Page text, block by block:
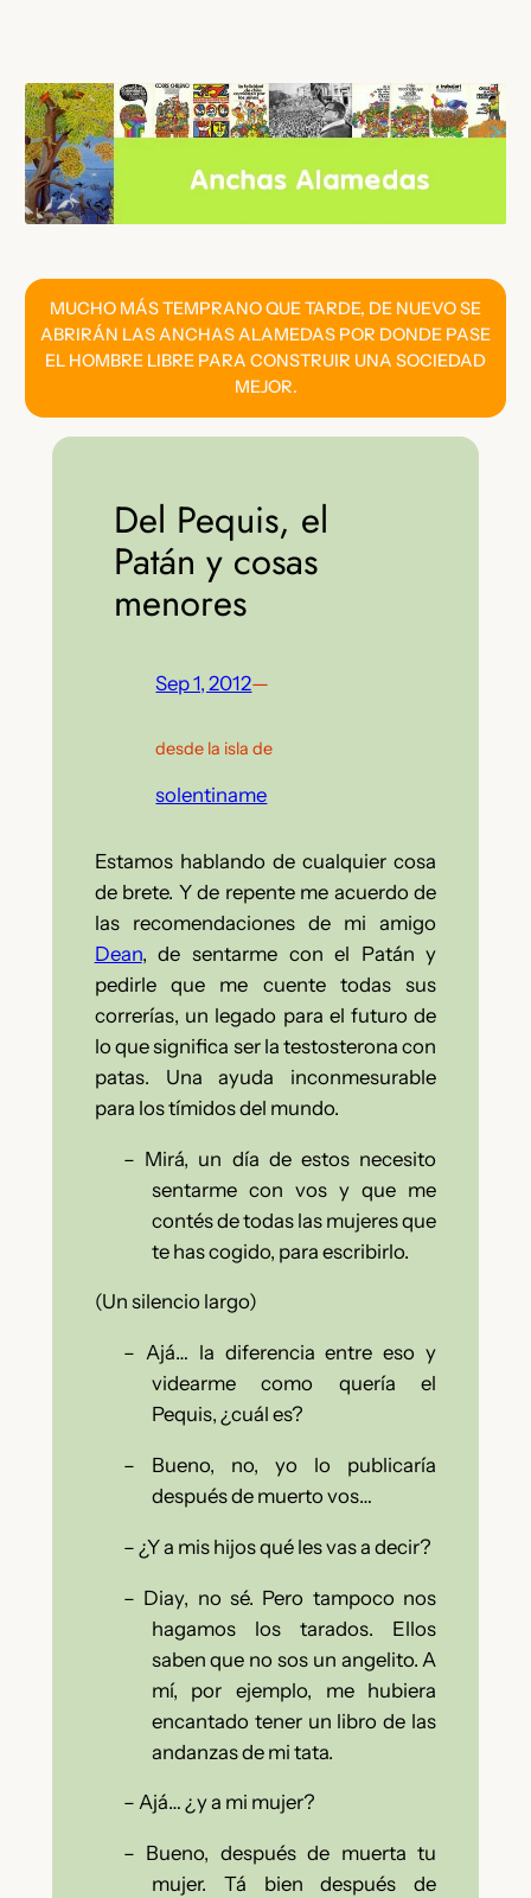
contenido
MUCHO MÁS TEMPRANO QUE TARDE, DE NUEVO SE
ABRIRÁN LAS ANCHAS ALAMEDAS POR DONDE PASE
EL HOMBRE LIBRE PARA CONSTRUIR UNA SOCIEDAD
MEJOR.
Del Pequis, el
Patán y cosas
menores
Sep 1, 2012—
desde la isla de
solentiname
Estamos hablando de cualquier cosa
de brete. Y de repente me acuerdo de
las recomendaciones de mi amigo
Dean, de sentarme con el Patán y
pedirle que me cuente todas sus
correrías, un legado para el futuro de
lo que significa ser la testosterona con
patas. Una ayuda inconmesurable
para los tímidos del mundo.
– Mirá, un día de estos necesito
sentarme con vos y que me
contés de todas las mujeres que
te has cogido, para escribirlo.
(Un silencio largo)
– Ajá… la diferencia entre eso y
videarme como quería el
Pequis, ¿cuál es?
–
Bueno, no, yo lo publicaría
después de muerto vos…
– ¿Y a mis hijos qué les vas a decir?
– Diay, no sé. Pero tampoco nos
hagamos los tarados. Ellos
saben que no sos un angelito. A
mí, por ejemplo, me hubiera
encantado tener un libro de las
andanzas de mi tata.
– Ajá… ¿y a mi mujer?
– Bueno, después de muerta tu
mujer. Tá bien después de